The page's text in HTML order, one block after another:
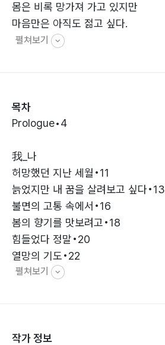
몸은 비록 망가져 가고 있지만
마음만은 아직도 젊고 싶다.
펼쳐보기
목차
Prologue•4
我_나
허망했던 지난 세월•11
늙었지만 내 꿈을 살려보고 싶다•13
불면의 고통 속에서•16
봄의 향기를 맛보려고•18
힘들었다 정말•20
열망의 기도•22
사라지는 기억력에 대한 불안•24
펼쳐보기
작가 정보